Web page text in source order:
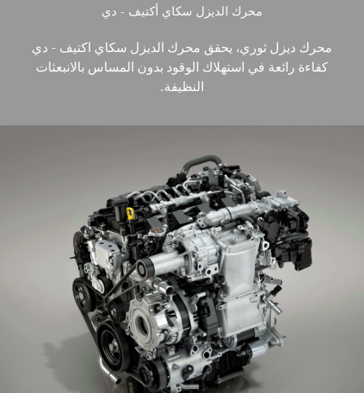
محرك الديزل سكاي أكتيف - دي
محرك ديزل ثوري، يحقق محرك الديزل سكاي اكتيف - دي
كفاءة رائعة في استهلاك الوقود بدون المساس بالانبعثات
النظيفة.